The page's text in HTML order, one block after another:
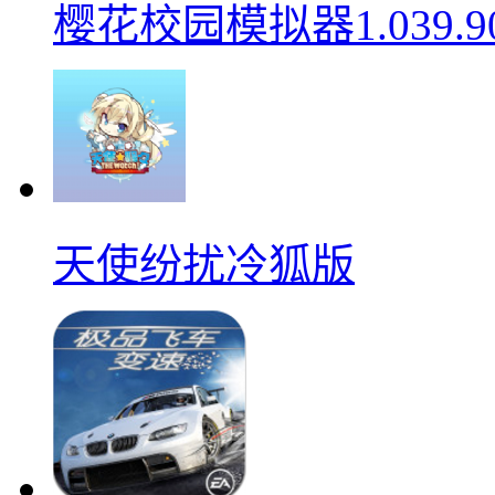
樱花校园模拟器
天使纷扰冷狐版